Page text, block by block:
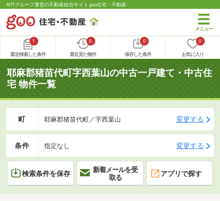
NTTグループ運営の不動産総合サイト goo住宅・不動産
1
最近検索した条件
0
最近見た物件
0
保存した条件
0
お気に入り
耶麻郡猪苗代町字西葉山の中古一戸建て・中古住
宅 物件一覧
町 耶麻郡猪苗代町／字西葉山 変更する
条件 指定なし 変更する
検索条件を保存
新着メールを受
取る
アプリで探す